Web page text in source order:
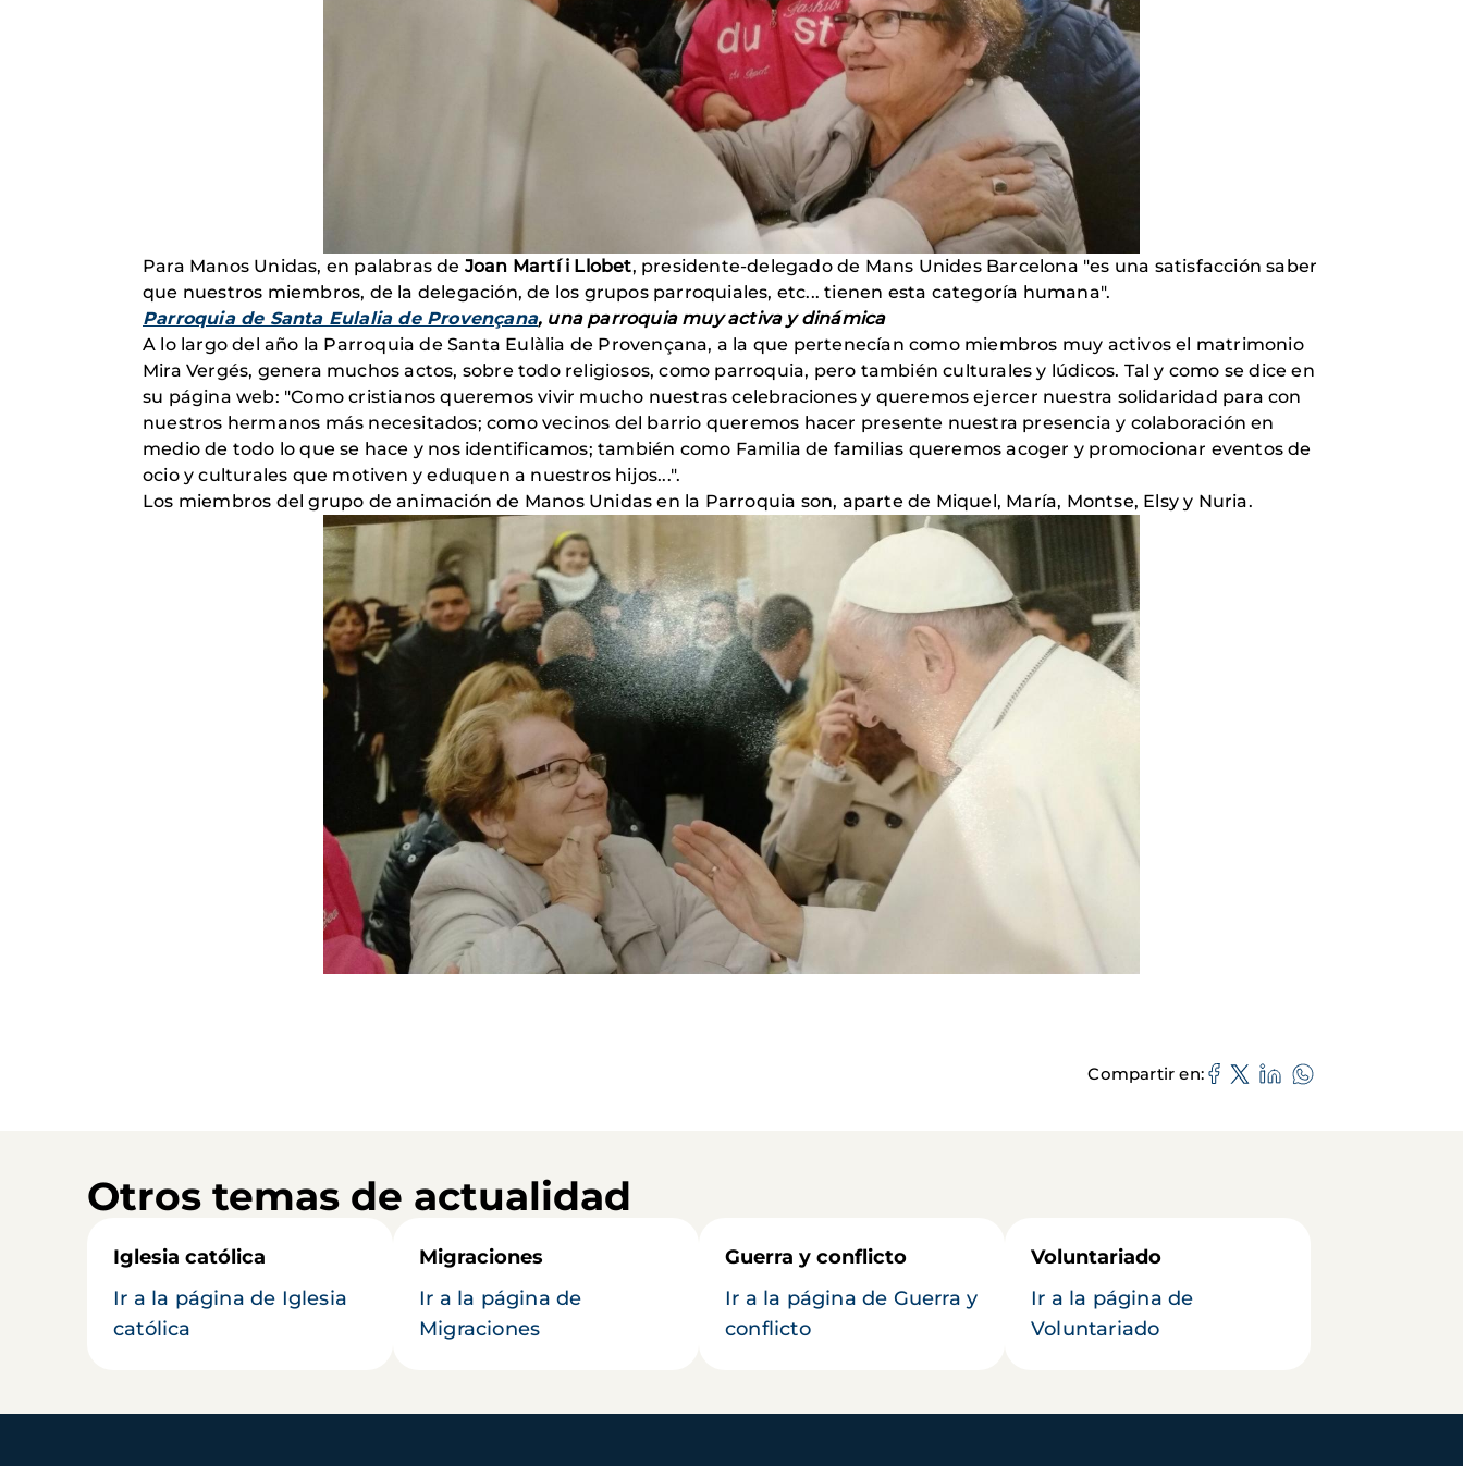
Para Manos Unidas, en palabras de Joan Martí i Llobet, presidente-delegado de Mans Unides Barcelona "es una satisfacción saber
que nuestros miembros, de la delegación, de los grupos parroquiales, etc... tienen esta categoría humana".
Parroquia de Santa Eulalia de Provençana, una parroquia muy activa y dinámica
A lo largo del año la Parroquia de Santa Eulàlia de Provençana, a la que pertenecían como miembros muy activos el matrimonio
Mira Vergés, genera muchos actos, sobre todo religiosos, como parroquia, pero también culturales y lúdicos. Tal y como se dice en
su página web: "Como cristianos queremos vivir mucho nuestras celebraciones y queremos ejercer nuestra solidaridad para con
nuestros hermanos más necesitados; como vecinos del barrio queremos hacer presente nuestra presencia y colaboración en
medio de todo lo que se hace y nos identificamos; también como Familia de familias queremos acoger y promocionar eventos de
ocio y culturales que motiven y eduquen a nuestros hijos...".
Los miembros del grupo de animación de Manos Unidas en la Parroquia son, aparte de Miquel, María, Montse, Elsy y Nuria.
Compartir en
Otros temas de actualidad
Iglesia católica
Ir a la página de Iglesia
católica
Migraciones
Ir a la página de
Migraciones
Guerra y conflicto
Ir a la página de Guerra y
conflicto
Voluntariado
Ir a la página de
Voluntariado